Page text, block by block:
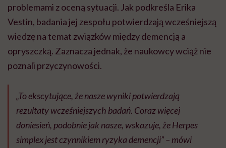
problemami z oceną sytuacji. Jak podkreśla Erika
Vestin, badania jej zespołu potwierdzają wcześniejszą
wiedzę na temat związków między demencją a
opryszczką. Zaznacza jednak, że naukowcy wciąż nie
poznali przyczynowości.
„To ekscytujące, że nasze wyniki potwierdzają
rezultaty wcześniejszych badań. Coraz więcej
doniesień, podobnie jak nasze, wskazuje, że Herpes
simplex jest czynnikiem ryzyka demencji” – mówi